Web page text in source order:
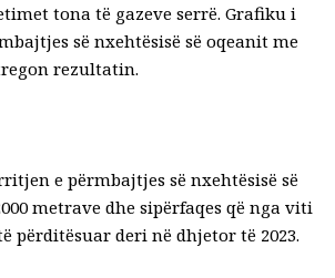
tona të gazeve serrë. Grafiku i
së nxehtësisë së oqeanit me
rezultatin.
e përmbajtjes së nxehtësisë së
metrave dhe sipërfaqes që nga viti
përditësuar deri në dhjetor të 2023.